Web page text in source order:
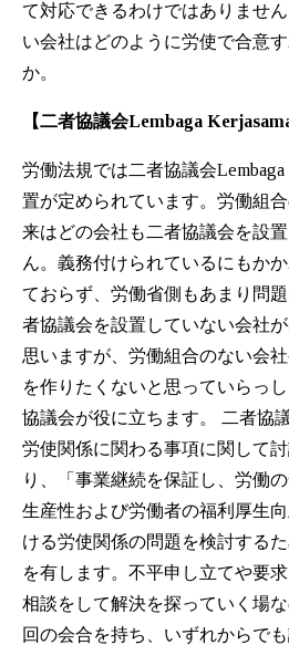
て対応できるわけではありませ
い会社はどのように労使で合意
か。
【二者協議会Lembaga
労働法規では二者協議会Lembaga
置が定められています。労働組
来はどの会社も二者協議会を設
ん。義務付けられているにもか
ておらず、労働省側もあまり問
者協議会を設置していない会社
思いますが、労働組合のない会
を作りたくないと思っていらっ
協議会が役に立ちます。 二者協
労使関係に関わる事項に関して
り、「事業継続を保証し、労働
生産性および労働者の福利厚生
ける労使関係の問題を検討する
を有します。不平申し立てや要
相談をして解決を探っていく場
回の会合を持ち、いずれからで